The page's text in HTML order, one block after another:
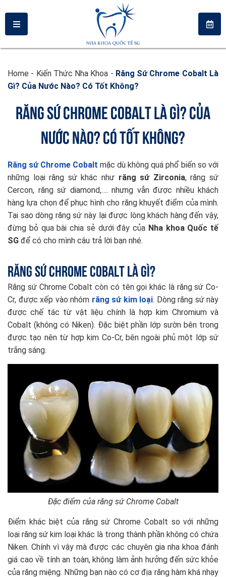
Home - Kiến Thức Nha Khoa - Răng Sứ Chrome Cobalt Là
Gì? Của Nước Nào? Có Tốt Không?
RĂNG SỨ CHROME COBALT LÀ GÌ? CỦA
NƯỚC NÀO? CÓ TỐT KHÔNG?
Răng sứ Chrome Cobalt mặc dù không quá phổ biến so với
những loại răng sứ khác như răng sứ Zirconia, răng sứ
Cercon, răng sứ diamond,…. nhưng vẫn được nhiều khách
hàng lựa chọn để phục hình cho răng khuyết điểm của mình.
Tại sao dòng răng sứ này lại được lòng khách hàng đến vậy,
đừng bỏ qua bài chia sẻ dưới đây của Nha khoa Quốc tế
SG để có cho mình câu trả lời bạn nhé.
Răng sứ Chrome Cobalt là gì?
Răng sứ Chrome Cobalt còn có tên gọi khác là răng sứ Co-
Cr, được xếp vào nhóm răng sứ kim loại. Dòng răng sứ này
được chế tác từ vật liệu chính là hợp kim Chromium và
Cobalt (không có Niken). Đặc biệt phần lớp sườn bên trong
được tạo nên từ hợp kim Co-Cr, bên ngoài phủ một lớp sứ
trắng sáng.
Đặc điểm của răng sứ Chrome Cobalt
Điểm khác biệt của răng sứ Chrome Cobalt so với những
loại răng sứ kim loại khác là trong thành phần không có chứa
Niken. Chính vì vậy mà được các chuyên gia nha khoa đánh
giá cao về tính an toàn, không làm ảnh hưởng đến sức khỏe
của răng miệng. Những bạn nào có cơ địa răng hàm khá nhạy